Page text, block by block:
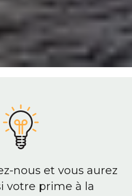
nous et vous aurez
votre prime à la